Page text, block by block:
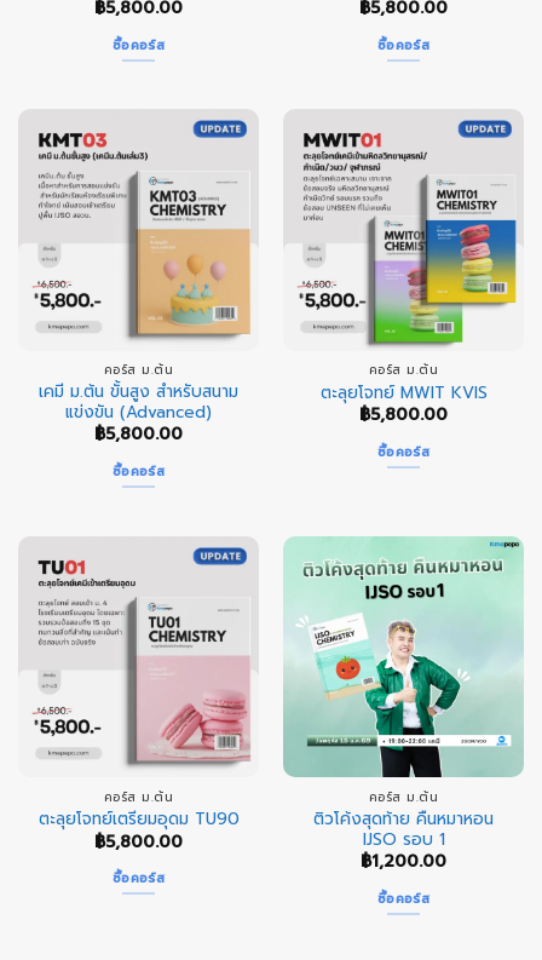
฿5,800.00
ซื้อคอร์ส
฿5,800.00
ซื้อคอร์ส
คอร์ส ม.ต้น
เคมี ม.ต้น ขั้นสูง สำหรับสนาม
แข่งขัน (Advanced)
฿5,800.00
ซื้อคอร์ส
คอร์ส ม.ต้น
ตะลุยโจทย์ MWIT KVIS
฿5,800.00
ซื้อคอร์ส
คอร์ส ม.ต้น
ตะลุยโจทย์เตรียมอุดม TU90
฿5,800.00
ซื้อคอร์ส
คอร์ส ม.ต้น
ติวโค้งสุดท้าย คืนหมาหอน
IJSO รอบ 1
฿1,200.00
ซื้อคอร์ส